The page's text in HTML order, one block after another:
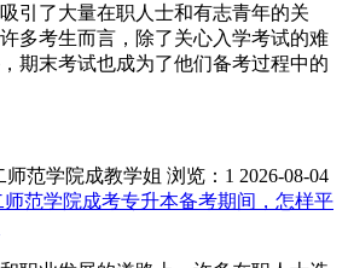
引了大量在职人士和有志青年的关
多考生而言，除了关心入学考试的难
期末考试也成为了他们备考过程中的
师范学院成教学姐 浏览：1 2026-08-04
师范学院成考专升本备考期间，怎样平